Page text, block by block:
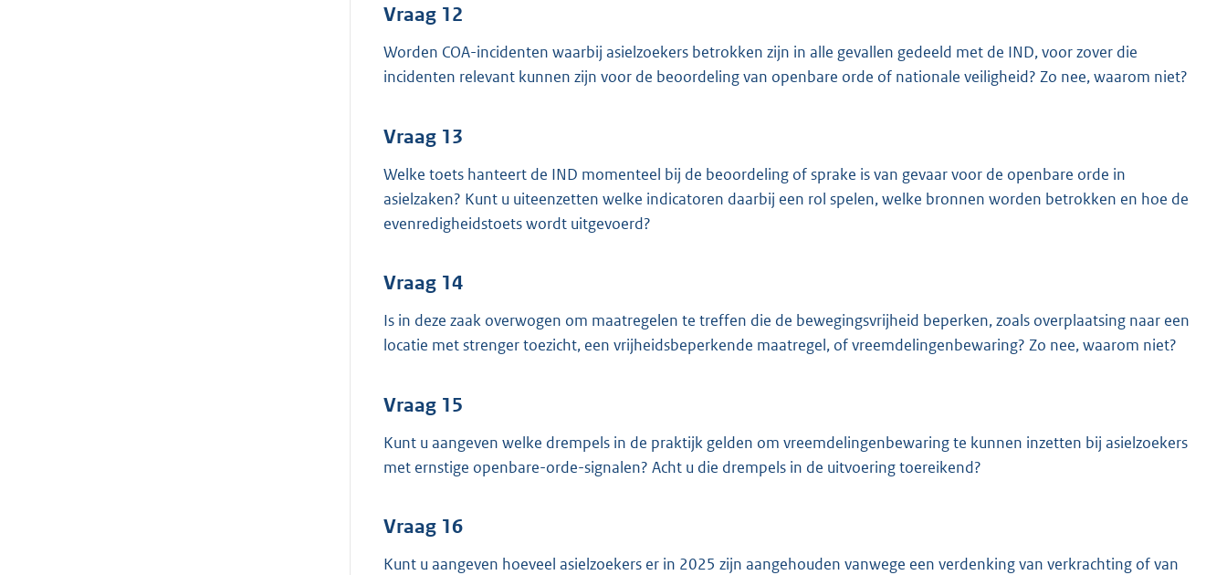
Vraag 12
Worden COA-incidenten waarbij asielzoekers betrokken zijn in alle gevallen gedeeld met de IND, voor zover die
incidenten relevant kunnen zijn voor de beoordeling van openbare orde of nationale veiligheid? Zo nee, waarom niet?
Vraag 13
Welke toets hanteert de IND momenteel bij de beoordeling of sprake is van gevaar voor de openbare orde in
asielzaken? Kunt u uiteenzetten welke indicatoren daarbij een rol spelen, welke bronnen worden betrokken en hoe de
evenredigheidstoets wordt uitgevoerd?
Vraag 14
Is in deze zaak overwogen om maatregelen te treffen die de bewegingsvrijheid beperken, zoals overplaatsing naar een
locatie met strenger toezicht, een vrijheidsbeperkende maatregel, of vreemdelingenbewaring? Zo nee, waarom niet?
Vraag 15
Kunt u aangeven welke drempels in de praktijk gelden om vreemdelingenbewaring te kunnen inzetten bij asielzoekers
met ernstige openbare-orde-signalen? Acht u die drempels in de uitvoering toereikend?
Vraag 16
Kunt u aangeven hoeveel asielzoekers er in 2025 zijn aangehouden vanwege een verdenking van verkrachting of van